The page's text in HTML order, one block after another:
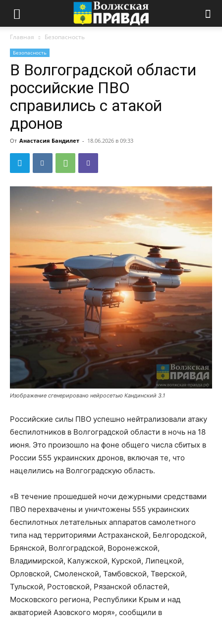
Главная Безопасность
Безопасность
В Волгоградской области
российские ПВО
справились с атакой
дронов
От Анастасия Бандилет - 18.06.2026 в 09:33
Изображение сгенерировано нейросетью Кандинский 3.1
Российские силы ПВО успешно нейтрализовали атаку
беспилотников в Волгоградской области в ночь на 18
июня. Это произошло на фоне общего числа сбитых в
России 555 украинских дронов, включая те, что
нацелились на Волгоградскую область.
«В течение прошедшей ночи дежурными средствами
ПВО перехвачены и уничтожены 555 украинских
беспилотных летательных аппаратов самолетного
типа над территориями Астраханской, Белгородской,
Брянской, Волгоградской, Воронежской,
Владимирской, Калужской, Курской, Липецкой,
Орловской, Смоленской, Тамбовской, Тверской,
Тульской, Ростовской, Рязанской областей,
Московского региона, Республики Крым и над
акваторией Азовского моря», сообщили в